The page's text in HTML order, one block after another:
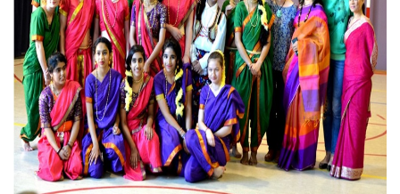
Archiwalna strona Szkoły
Biblioteka Szkolna
EKOSIK
Filmy z wydarzeń szkolnych
Galeria
Harmonogram pracy szkoły
Konkurs klas
Konkurs "Złota Żaba"
Kontakty zagraniczne